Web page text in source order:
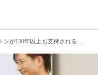
が150年以上も支持される理由